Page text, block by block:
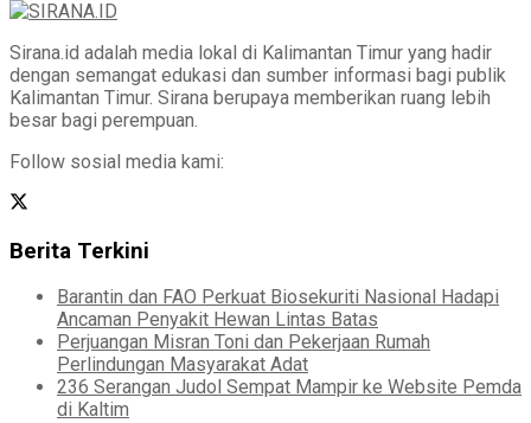
Sirana.id adalah media lokal di Kalimantan Timur yang hadir
dengan semangat edukasi dan sumber informasi bagi publik
Kalimantan Timur. Sirana berupaya memberikan ruang lebih
besar bagi perempuan.
Follow sosial media kami:
Berita Terkini
Barantin dan FAO Perkuat Biosekuriti Nasional Hadapi
Ancaman Penyakit Hewan Lintas Batas
Perjuangan Misran Toni dan Pekerjaan Rumah
Perlindungan Masyarakat Adat
236 Serangan Judol Sempat Mampir ke Website Pemda
di Kaltim